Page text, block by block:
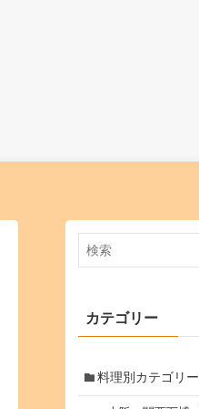
カテゴリー
料理別カテゴリー